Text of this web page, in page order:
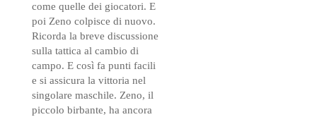
come quelle dei giocatori. E
poi Zeno colpisce di nuovo.
Ricorda la breve discussione
sulla tattica al cambio di
campo. E così fa punti facili
e si assicura la vittoria nel
singolare maschile. Zeno, il
piccolo birbante, ha ancora